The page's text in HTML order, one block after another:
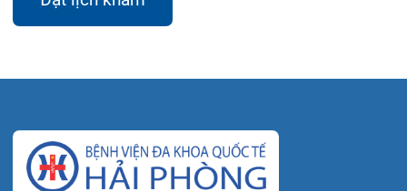
Bệnh viện – Khách sạn cao cấp đầu tiên ở
Gọi Tổng đài 0225-3955 888